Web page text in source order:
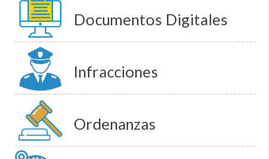
Documentos Digitales
Infracciones
Ordenanzas